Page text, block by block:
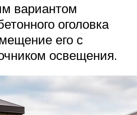
вариантом
оголовка
его с
освещения.